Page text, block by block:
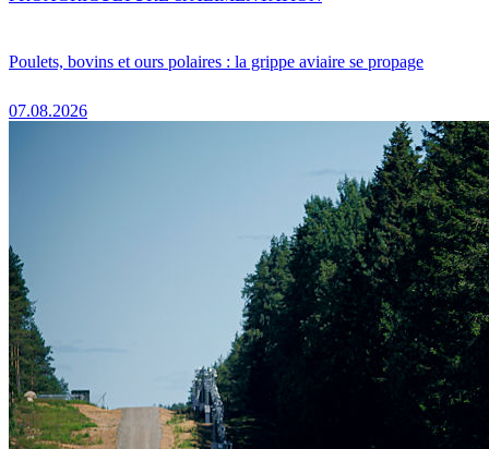
Poulets, bovins et ours polaires : la grippe aviaire se propage
07.08.2026